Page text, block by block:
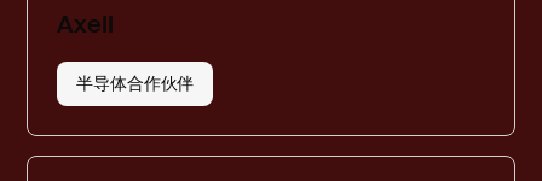
Axell
半导体合作伙伴